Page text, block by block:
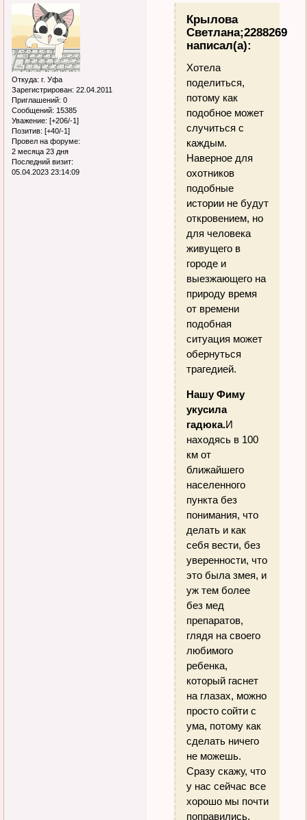
Откуда: г. Уфа
Зарегистрирован: 22.04.2011
Приглашений: 0
Сообщений: 15385
Уважение: [+206/-1]
Позитив: [+40/-1]
Провел на форуме:
2 месяца 23 дня
Последний визит:
05.04.2023 23:14:09
Крылова
Светлана;2288269
написал(а):
Хотела
поделиться,
потому как
подобное может
случиться с
каждым.
Наверное для
охотников
подобные
истории не будут
откровением, но
для человека
живущего в
городе и
выезжающего на
природу время
от времени
подобная
ситуация может
обернуться
трагедией.
Нашу Фиму
укусила
гадюка.И
находясь в 100
км от
ближайшего
населенного
пункта без
понимания, что
делать и как
себя вести, без
уверенности, что
это была змея, и
уж тем более
без мед
препаратов,
глядя на своего
любимого
ребенка,
который гаснет
на глазах, можно
просто сойти с
ума, потому как
сделать ничего
не можешь.
Сразу скажу, что
у нас сейчас все
хорошо мы почти
поправились.